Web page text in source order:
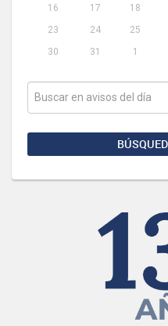
16
17 18
23
24 25
30
31 1